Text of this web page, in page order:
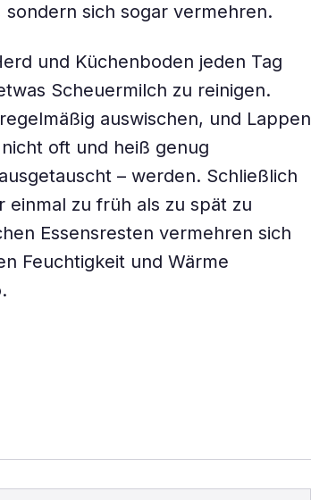
sich sogar vermehren.
und Küchenboden jeden Tag
Scheuermilch zu reinigen.
auswischen, und Lappen
oft und heiß genug
– werden. Schließlich
zu früh als zu spät zu
Essensresten vermehren sich
Feuchtigkeit und Wärme